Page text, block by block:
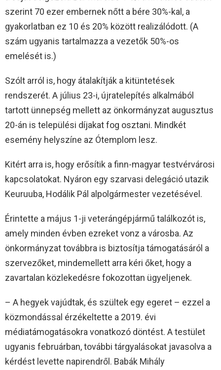
szerint 70 ezer embernek nőtt a bére 30%-kal, a
gyakorlatban ez 10 és 20% között realizálódott. (A
szám ugyanis tartalmazza a vezetők 50%-os
emelését is.)
Szólt arról is, hogy átalakítják a kitüntetések
rendszerét. A július 23-i, újratelepítés alkalmából
tartott ünnepség mellett az önkormányzat augusztus
20-án is települési díjakat fog osztani. Mindkét
esemény helyszíne az Ótemplom lesz.
Kitért arra is, hogy erősítik a finn-magyar testvérvárosi
kapcsolatokat. Nyáron egy szarvasi delegáció utazik
Keuruuba, Hodálik Pál alpolgármester vezetésével.
Érintette a május 1-ji veterángépjármű találkozót is,
amely minden évben ezreket vonz a városba. Az
önkormányzat továbbra is biztosítja támogatásáról a
szervezőket, mindemellett arra kéri őket, hogy a
zavartalan közlekedésre fokozottan ügyeljenek.
– A hegyek vajúdtak, és szültek egy egeret – ezzel a
közmondással érzékeltette a 2019. évi
médiatámogatásokra vonatkozó döntést. A testület
ugyanis februárban, további tárgyalásokat javasolva a
kérdést levette napirendről. Babák Mihály